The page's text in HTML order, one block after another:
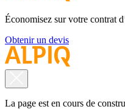
Économisez sur votre contrat
Obtenir un devis
La page est en cours de